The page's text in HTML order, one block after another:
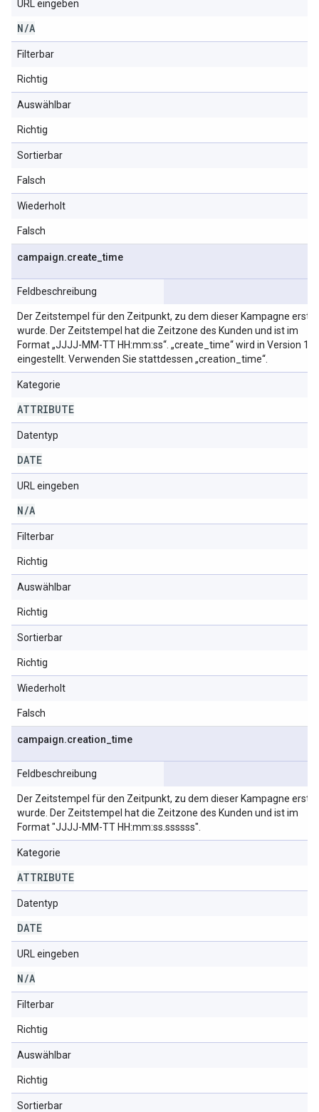
URL eingeben
N/A
Filterbar
Richtig
Auswählbar
Richtig
Sortierbar
Falsch
Wiederholt
Falsch
campaign.create _time
Feldbeschreibung
Der Zeitstempel für den Zeitpunkt, zu dem dieser Kampagne
wurde. Der Zeitstempel hat die Zeitzone des Kunden und ist im
Format „JJJJ-MM-TT HH:mm:ss“. „create_time“ wird in Version 1
eingestellt. Verwenden Sie stattdessen „creation_time“.
Kategorie
ATTRIBUTE
Datentyp
DATE
URL eingeben
N/A
Filterbar
Richtig
Auswählbar
Richtig
Sortierbar
Richtig
Wiederholt
Falsch
campaign.creation _time
Feldbeschreibung
Der Zeitstempel für den Zeitpunkt, zu dem dieser Kampagne
wurde. Der Zeitstempel hat die Zeitzone des Kunden und ist im
Format "JJJJ-MM-TT HH:mm:ss.ssssss".
Kategorie
ATTRIBUTE
Datentyp
DATE
URL eingeben
N/A
Filterbar
Richtig
Auswählbar
Richtig
Sortierbar